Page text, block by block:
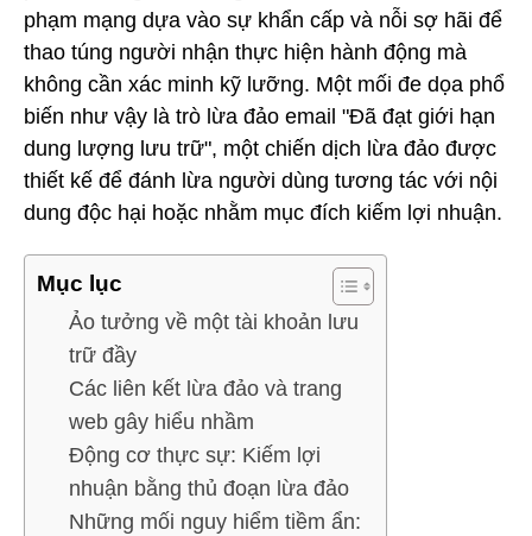
phạm mạng dựa vào sự khẩn cấp và nỗi sợ hãi để
thao túng người nhận thực hiện hành động mà
không cần xác minh kỹ lưỡng. Một mối đe dọa phổ
biến như vậy là trò lừa đảo email "Đã đạt giới hạn
dung lượng lưu trữ", một chiến dịch lừa đảo được
thiết kế để đánh lừa người dùng tương tác với nội
dung độc hại hoặc nhằm mục đích kiếm lợi nhuận.
Mục lục
Ảo tưởng về một tài khoản lưu
trữ đầy
Các liên kết lừa đảo và trang
web gây hiểu nhầm
Động cơ thực sự: Kiếm lợi
nhuận bằng thủ đoạn lừa đảo
Những mối nguy hiểm tiềm ẩn: